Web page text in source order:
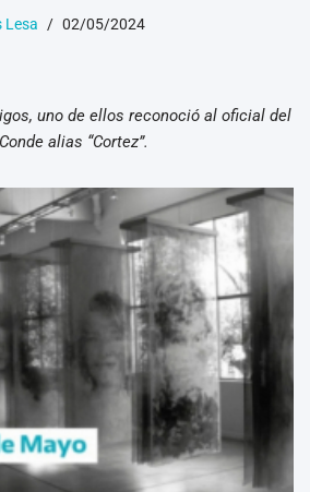
Lesa 02/05/2024
uno de ellos reconoció al oficial del
alias “Cortez”.